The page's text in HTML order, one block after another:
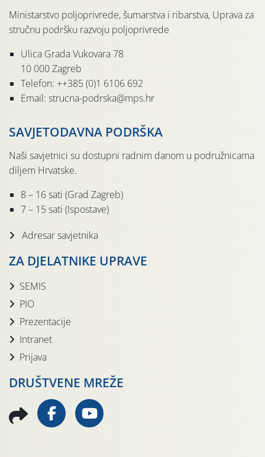
Ministarstvo poljoprivrede, šumarstva i ribarstva, Uprava za
stručnu podršku razvoju poljoprivrede
Ulica Grada Vukovara 78
10 000 Zagreb
Telefon: ++385 (0)1 6106 692
Email: strucna-podrska@mps.hr
SAVJETODAVNA PODRŠKA
Naši savjetnici su dostupni radnim danom u podružnicama
diljem Hrvatske.
8 – 16 sati (Grad Zagreb)
7 – 15 sati (Ispostave)
Adresar savjetnika
ZA DJELATNIKE UPRAVE
SEMIS
PIO
Prezentacije
Intranet
Prijava
DRUŠTVENE MREŽE